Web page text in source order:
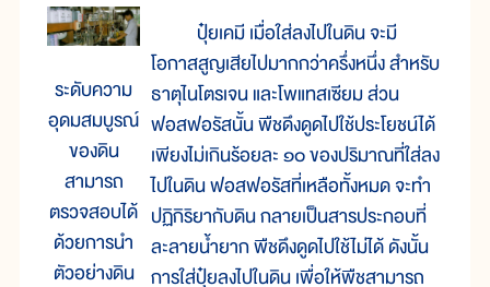
ระดับความ
อุดมสมบูรณ์
ของดิน
สามารถ
ตรวจสอบได้
ด้วยการนำ
ตัวอย่างดิน
ปุ๋ยเคมี เมื่อใส่ลงไปในดิน จะมี
โอกาสสูญเสียไปมากกว่าครึ่งหนึ่ง สำหรับ
ธาตุไนโตรเจน และโพแทสเซียม ส่วน
ฟอสฟอรัสนั้น พืชดึงดูดไปใช้ประโยชน์ได้
เพียงไม่เกินร้อยละ ๑๐ ของปริมาณที่ใส่ลง
ไปในดิน ฟอสฟอรัสที่เหลือทั้งหมด จะทำ
ปฏิกิริยากับดิน กลายเป็นสารประกอบที่
ละลายน้ำยาก พืชดึงดูดไปใช้ไม่ได้ ดังนั้น
การใส่ปุ๋ยลงไปในดิน เพื่อให้พืชสามารถ